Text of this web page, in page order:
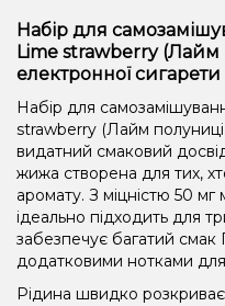
Набір для
Lime strawberry (Лайм
електронної сигарети
Набір для
strawberry (Лайм
видатний смаковий
жижа створена для тих,
аромату. З міцністю 50
ідеально підходить для
забезпечує багатий
додатковими нотками
Рідина швидко